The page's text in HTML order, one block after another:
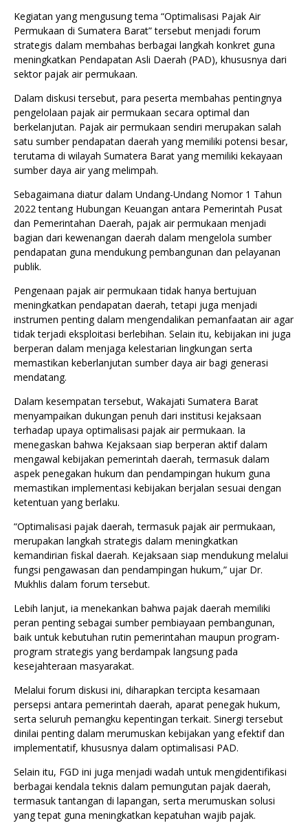
Kegiatan yang mengusung tema “Optimalisasi Pajak Air
Permukaan di Sumatera Barat” tersebut menjadi forum
strategis dalam membahas berbagai langkah konkret guna
meningkatkan Pendapatan Asli Daerah (PAD), khususnya dari
sektor pajak air permukaan.
Dalam diskusi tersebut, para peserta membahas pentingnya
pengelolaan pajak air permukaan secara optimal dan
berkelanjutan. Pajak air permukaan sendiri merupakan salah
satu sumber pendapatan daerah yang memiliki potensi besar,
terutama di wilayah Sumatera Barat yang memiliki kekayaan
sumber daya air yang melimpah.
Sebagaimana diatur dalam Undang-Undang Nomor 1 Tahun
2022 tentang Hubungan Keuangan antara Pemerintah Pusat
dan Pemerintahan Daerah, pajak air permukaan menjadi
bagian dari kewenangan daerah dalam mengelola sumber
pendapatan guna mendukung pembangunan dan pelayanan
publik.
Pengenaan pajak air permukaan tidak hanya bertujuan
meningkatkan pendapatan daerah, tetapi juga menjadi
instrumen penting dalam mengendalikan pemanfaatan air agar
tidak terjadi eksploitasi berlebihan. Selain itu, kebijakan ini juga
berperan dalam menjaga kelestarian lingkungan serta
memastikan keberlanjutan sumber daya air bagi generasi
mendatang.
Dalam kesempatan tersebut, Wakajati Sumatera Barat
menyampaikan dukungan penuh dari institusi kejaksaan
terhadap upaya optimalisasi pajak air permukaan. Ia
menegaskan bahwa Kejaksaan siap berperan aktif dalam
mengawal kebijakan pemerintah daerah, termasuk dalam
aspek penegakan hukum dan pendampingan hukum guna
memastikan implementasi kebijakan berjalan sesuai dengan
ketentuan yang berlaku.
“Optimalisasi pajak daerah, termasuk pajak air permukaan,
merupakan langkah strategis dalam meningkatkan
kemandirian fiskal daerah. Kejaksaan siap mendukung melalui
fungsi pengawasan dan pendampingan hukum,” ujar Dr.
Mukhlis dalam forum tersebut.
Lebih lanjut, ia menekankan bahwa pajak daerah memiliki
peran penting sebagai sumber pembiayaan pembangunan,
baik untuk kebutuhan rutin pemerintahan maupun program-
program strategis yang berdampak langsung pada
kesejahteraan masyarakat.
Melalui forum diskusi ini, diharapkan tercipta kesamaan
persepsi antara pemerintah daerah, aparat penegak hukum,
serta seluruh pemangku kepentingan terkait. Sinergi tersebut
dinilai penting dalam merumuskan kebijakan yang efektif dan
implementatif, khususnya dalam optimalisasi PAD.
Selain itu, FGD ini juga menjadi wadah untuk mengidentifikasi
berbagai kendala teknis dalam pemungutan pajak daerah,
termasuk tantangan di lapangan, serta merumuskan solusi
yang tepat guna meningkatkan kepatuhan wajib pajak.